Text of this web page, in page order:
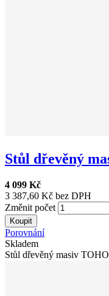
Stůl dřevěný
4 099 Kč
3 387,60 Kč bez DPH
Změnit počet
Koupit
Porovnání
Skladem
Stůl dřevěný masiv